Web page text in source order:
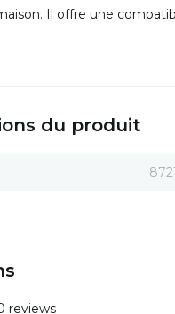
Il offre une
du produit
reviews